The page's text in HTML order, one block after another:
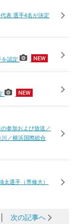
表 選手4名が決定
を認定
参加および放送／
／横浜国際総合
選手（専修大）
次の記事へ